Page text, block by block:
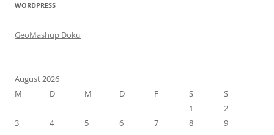
WORDPRESS
GeoMashup Doku
August 2026
M
D M D F S
S
1
2
3
4 5 6 7 8
9